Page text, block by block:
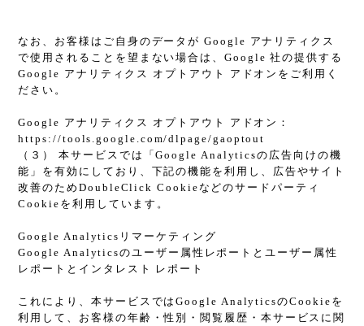
なお、お客様はご自身のデータが Google アナリティクス
で使用されることを望まない場合は、Google 社の提供する
Google アナリティクス オプトアウト アドオンをご利用く
ださい。
Google アナリティクス オプトアウト アドオン：
https://tools.google.com/dlpage/gaoptout
（３） 本サービスでは「Google Analyticsの広告向けの機
能」を有効にしており、下記の機能を利用し、広告やサイト
改善のためDoubleClick Cookieなどのサードパーティ
Cookieを利用しています。
Google Analyticsリマーケティング
Google Analyticsのユーザー属性レポートとユーザー属性
レポートとインタレスト レポート
これにより、本サービスではGoogle AnalyticsのCookieを
利用して、お客様の年齢・性別・閲覧履歴・本サービスに関